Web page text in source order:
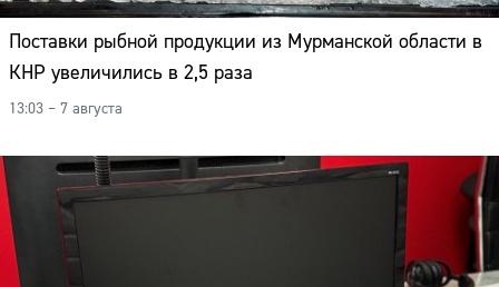
Поставки рыбной продукции из Мурманской области в
КНР увеличились в 2,5 раза
13:03 – 7 августа